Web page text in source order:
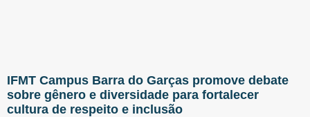
IFMT Campus Barra do Garças promove debate
sobre gênero e diversidade para fortalecer
cultura de respeito e inclusão